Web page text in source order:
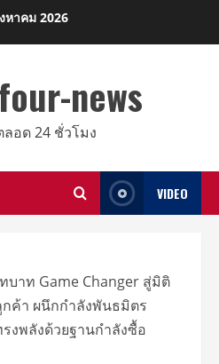
หาคม 2026
news
อด 24 ชั่วโมง
VIDEO
าท Game Changer สู่มิติ
ค้า ผนึกกำลังพันธมิตร
งพลังด้วยฐานกำลังซื้อ